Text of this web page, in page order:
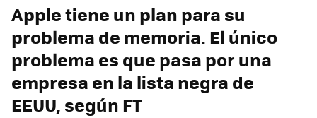
Apple tiene un plan para su
problema de memoria. El único
problema es que pasa por una
empresa en la lista negra de
EEUU, según FT